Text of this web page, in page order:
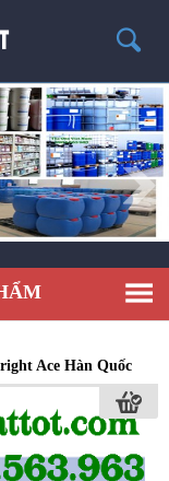
Ace Hàn Quốc